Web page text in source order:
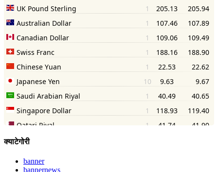
क्याटेगोरी
banner
bannernews